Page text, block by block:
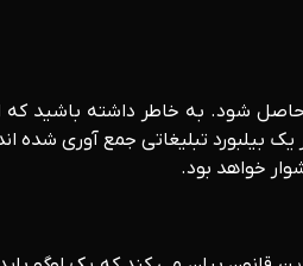
شود. به خاطر داشته باشید که
تبلیغاتی جمع آوری شده
خواهد بود.